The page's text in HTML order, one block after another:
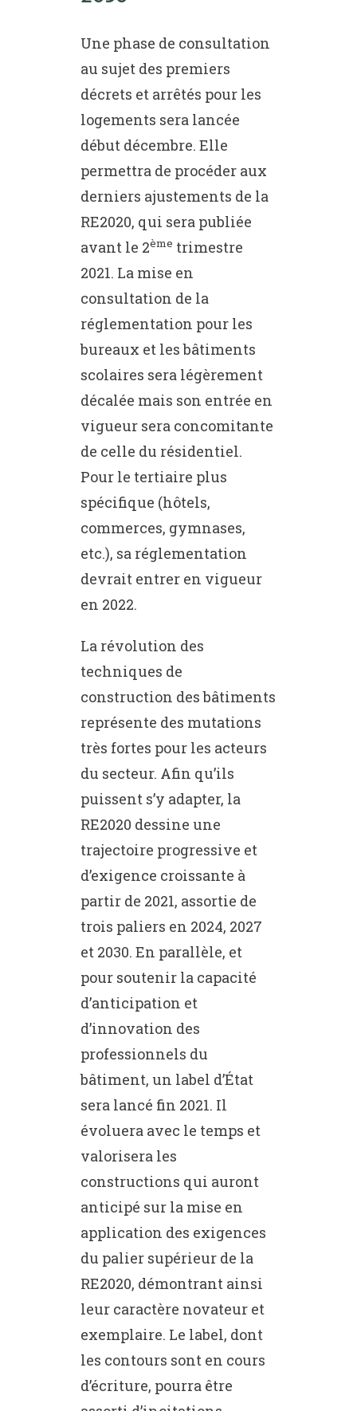
Une phase de consultation
au sujet des premiers
décrets et arrêtés pour les
logements sera lancée
début décembre. Elle
permettra de procéder aux
derniers ajustements de la
RE2020, qui sera publiée
avant le 2ème trimestre
2021. La mise en
consultation de la
réglementation pour les
bureaux et les bâtiments
scolaires sera légèrement
décalée mais son entrée en
vigueur sera concomitante
de celle du résidentiel.
Pour le tertiaire plus
spécifique (hôtels,
commerces, gymnases,
etc.), sa réglementation
devrait entrer en vigueur
en 2022.
La révolution des
techniques de
construction des bâtiments
représente des mutations
très fortes pour les acteurs
du secteur. Afin qu’ils
puissent s’y adapter, la
RE2020 dessine une
trajectoire progressive et
d’exigence croissante à
partir de 2021, assortie de
trois paliers en 2024, 2027
et 2030. En parallèle, et
pour soutenir la capacité
d’anticipation et
d’innovation des
professionnels du
bâtiment, un label d’État
sera lancé fin 2021. Il
évoluera avec le temps et
valorisera les
constructions qui auront
anticipé sur la mise en
application des exigences
du palier supérieur de la
RE2020, démontrant ainsi
leur caractère novateur et
exemplaire. Le label, dont
les contours sont en cours
d’écriture, pourra être